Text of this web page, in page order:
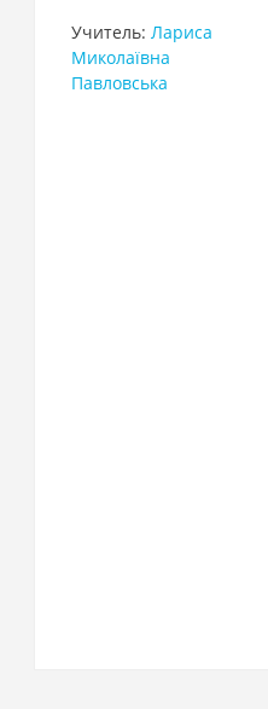
Учитель: Лариса
Миколаївна
Павловська